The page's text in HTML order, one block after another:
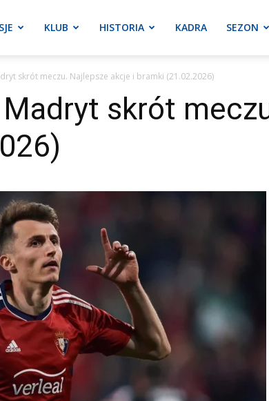
KLUB HISTORIA KADRA SEZON
skrót meczu. Najlepsze akcje i bramki (21.02.2026)
skrót